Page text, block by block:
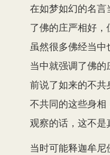
在如梦如幻的名
了佛的庄严相好，
虽然很多佛经当中
当中就强调了佛
前说了如来的不共
不共同的这些身
观察的话，这不是
当时可能释迦牟